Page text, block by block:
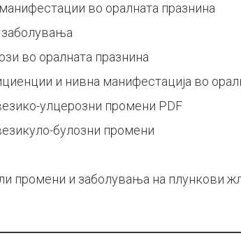
во оралната празнина
во оралната празнина
и нивна манифестација во
улцерозни промени PDF
булозни промени
промени и заболувања на плункови